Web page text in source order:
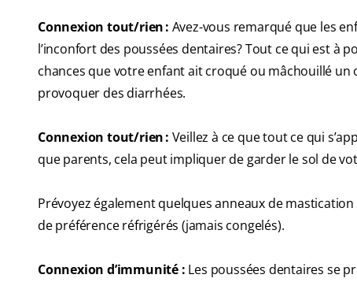
Connexion tout/rien : Avez-vous remarqué que les
l’inconfort des poussées dentaires? Tout ce qui est à
chances que votre enfant ait croqué ou mâchouillé
provoquer des diarrhées.
Connexion tout/rien : Veillez à ce que tout ce qui
que parents, cela peut impliquer de garder le sol de
Prévoyez également quelques anneaux de
de préférence réfrigérés (jamais congelés).
Connexion d’immunité : Les poussées dentaires se